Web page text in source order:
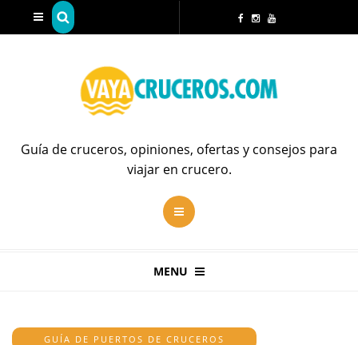
Guía de cruceros, opiniones, ofertas y consejos para
viajar en crucero.
MENU
GUÍA DE PUERTOS DE CRUCEROS